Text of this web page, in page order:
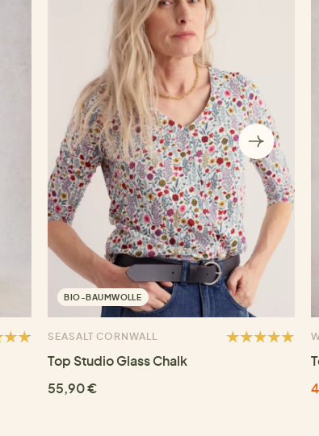
BIO-BAUMWOLLE
SEASALT CORNWALL
Top Studio Glass Chalk
55,90 €